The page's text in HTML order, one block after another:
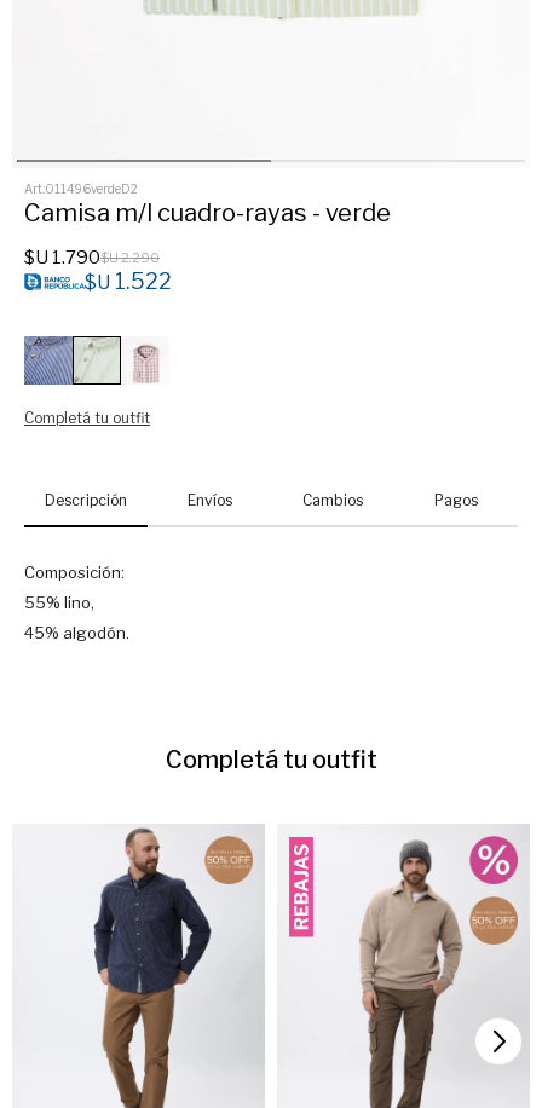
011496verdeD2
Camisa m/l cuadro-rayas - verde
$U 1.790$U2.290
$U 1.522
Completá tu outfit
Descripción Envíos Cambios Pagos
Composición:
55% lino,
45% algodón.
Completá tu outfit